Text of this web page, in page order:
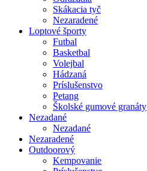
Skákacia tyč
Nezaradené
Loptové športy
Futbal
Basketbal
Volejbal
Hádzaná
Príslušenstvo
Petang
Školské gumové granáty
Nezadané
Nezadané
Nezaradené
Outdoorový
Kempovanie